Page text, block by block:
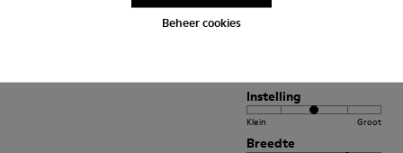
Beheer cookies
Instelling
Klein Groot
Breedte